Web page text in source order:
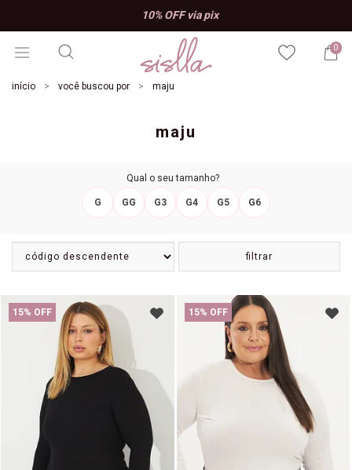
10% OFF via pix
0
início você buscou por maju
maju
Qual o seu tamanho?
G GG G3 G4 G5 G6
filtrar
15% OFF 15% OFF